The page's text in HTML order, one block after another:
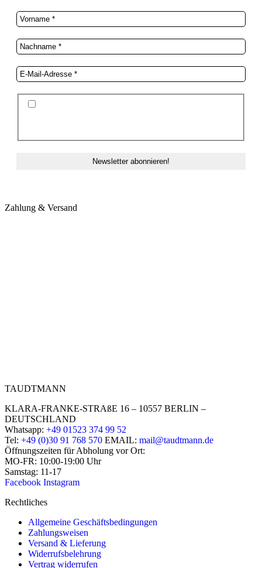
Zahlung & Versand
TAUDTMANN
KLARA-FRANKE-STRAßE 16 – 10557 BERLIN –
DEUTSCHLAND
Whatsapp: +49 01523 374 99 52
Tel: +49 (0)30 91 768 570 EMAIL: mail@taudtmann.de
Öffnungszeiten für Abholung vor Ort:
MO-FR: 10:00-19:00 Uhr
Samstag: 11-17
Facebook Instagram
Rechtliches
Allgemeine Geschäftsbedingungen
Zahlungsweisen
Versand & Lieferung
Widerrufsbelehrung
Vertrag widerrufen